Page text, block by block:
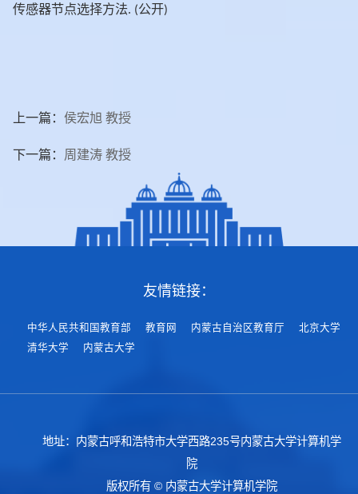
传感器节点选择方法. (公开)
上一篇： 侯宏旭 教授
下一篇： 周建涛 教授
友情链接：
中华人民共和国教育部 教育网 内蒙古自治区教育厅
北京大学
清华大学
内蒙古大学
地址：内蒙古呼和浩特市大学西路235号内蒙古大学计算机学
院
版权所有 © 内蒙古大学计算机学院